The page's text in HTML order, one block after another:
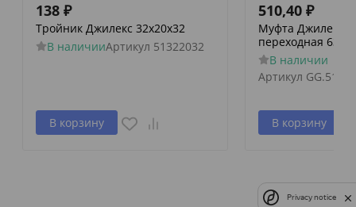
138 ₽
Тройник Джилекс 32х20х32
В наличииАртикул 51322032
В корзину
510,40 ₽
Муфта Джилекс
переходная 63-40
В наличии
Артикул
В корзину
Privacy notice